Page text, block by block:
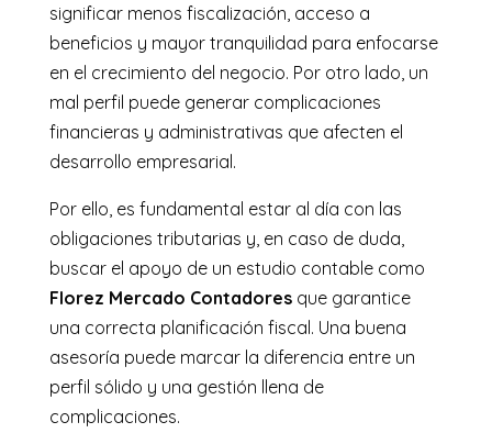
significar menos fiscalización, acceso a
beneficios y mayor tranquilidad para enfocarse
en el crecimiento del negocio. Por otro lado, un
mal perfil puede generar complicaciones
financieras y administrativas que afecten el
desarrollo empresarial.
Por ello, es fundamental estar al día con las
obligaciones tributarias y, en caso de duda,
buscar el apoyo de un estudio contable como
Florez Mercado Contadoresque garantice
una correcta planificación fiscal. Una buena
asesoría puede marcar la diferencia entre un
perfil sólido y una gestión llena de
complicaciones.